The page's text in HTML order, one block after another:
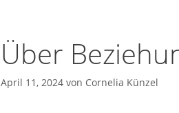
Über
April 11, 2024 von Cornelia Künzel